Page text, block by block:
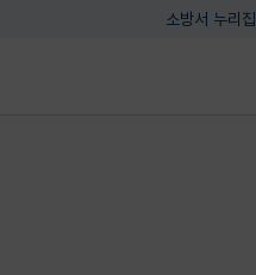
소방서 누리집
열기